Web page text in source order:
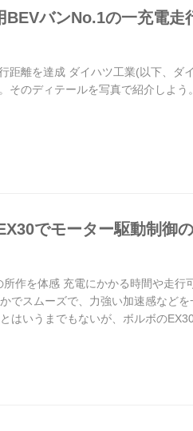
BEVバンNo.1の一充電走
距離を達成 ダイハツ工業(以下、ダ
のディテールを写真で紹介しよう。
でモーター駆動制御の
作を体感 充電にかかる時間や走行
でスムーズで、力強い加速感などを
はいうまでもないが、ボルボの